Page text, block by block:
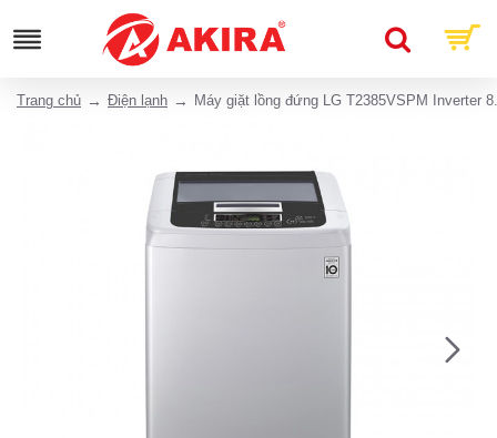
Trang chủ Điện lạnh Máy giặt lồng đứng LG T2385VSPM Inverter